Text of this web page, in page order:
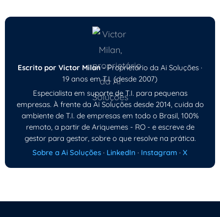
Escrito por Victor Milan- Proprietário da Ai Soluções ·
19 anos em T.I. (desde 2007)
Especialista em suporte de T.I. para pequenas
empresas. À frente da Ai Soluções desde 2014, cuida do
ambiente de T.I. de empresas em todo o Brasil, 100%
remoto, a partir de Ariquemes - RO - e escreve de
gestor para gestor, sobre o que resolve na prática.
Sobre a Ai Soluções · LinkedIn · Instagram · X